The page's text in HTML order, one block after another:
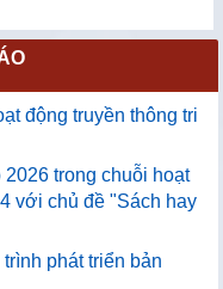
động truyền thông tri
trong chuỗi hoạt
với chủ đề "Sách hay
phát triển bản